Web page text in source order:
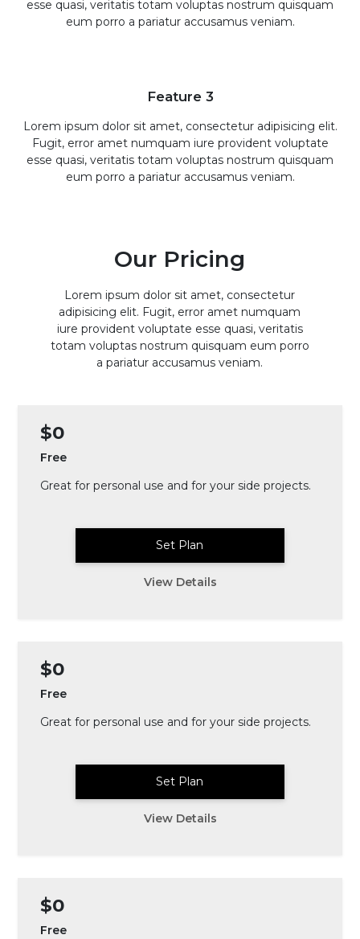
esse quasi, veritatis totam voluptas nostrum quisquam
eum porro a pariatur accusamus veniam.
Feature 3
Lorem ipsum dolor sit amet, consectetur adipisicing elit.
Fugit, error amet numquam iure provident voluptate
esse quasi, veritatis totam voluptas nostrum quisquam
eum porro a pariatur accusamus veniam.
Our Pricing
Lorem ipsum dolor sit amet, consectetur
adipisicing elit. Fugit, error amet numquam
iure provident voluptate esse quasi, veritatis
totam voluptas nostrum quisquam eum porro
a pariatur accusamus veniam.
$0
Free
Great for personal use and for your side projects.
Set Plan
View Details
$0
Free
Great for personal use and for your side projects.
Set Plan
View Details
$0
Free